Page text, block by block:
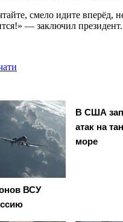
смело идите вперёд,
— заключил президент.
ВСУ
В США
атак на
море